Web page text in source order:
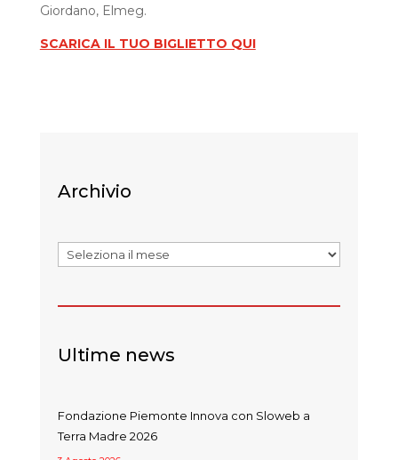
Giordano, Elmeg.
SCARICA IL TUO BIGLIETTO QUI
Archivio
Archivi
Ultime news
Fondazione Piemonte Innova con Sloweb a
Terra Madre 2026